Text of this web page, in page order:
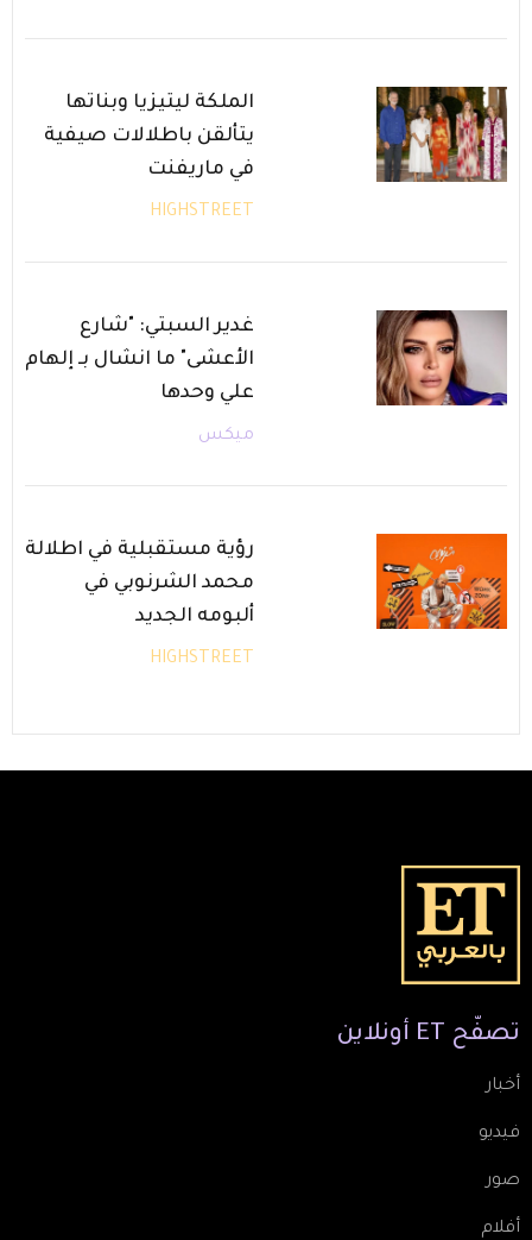
الملكة ليتيزيا وبناتها
يتألقن باطلالات صيفية
في ماريفنت
HIGHSTREET
غدير السبتي: "شارع
الأعشى" ما انشال بـ إلهام
علي وحدها
ميكس
رؤية مستقبلية في اطلالة
محمد الشرنوبي في
ألبومه الجديد
HIGHSTREET
تصفّح ET أونلاين
أخبار
فيديو
صور
أفلام